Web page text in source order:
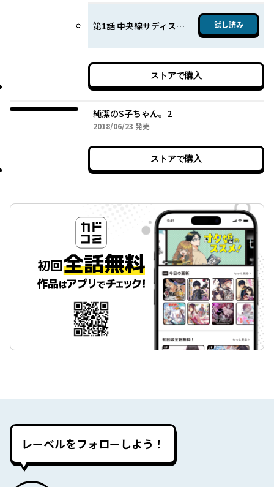
第1話 中央線サディスティック 試し読み
ストアで購入
純潔のS子ちゃん。2
2018/06/23 2018年06月23日
発売
ストアで購入
レーベルをフォローしよう！